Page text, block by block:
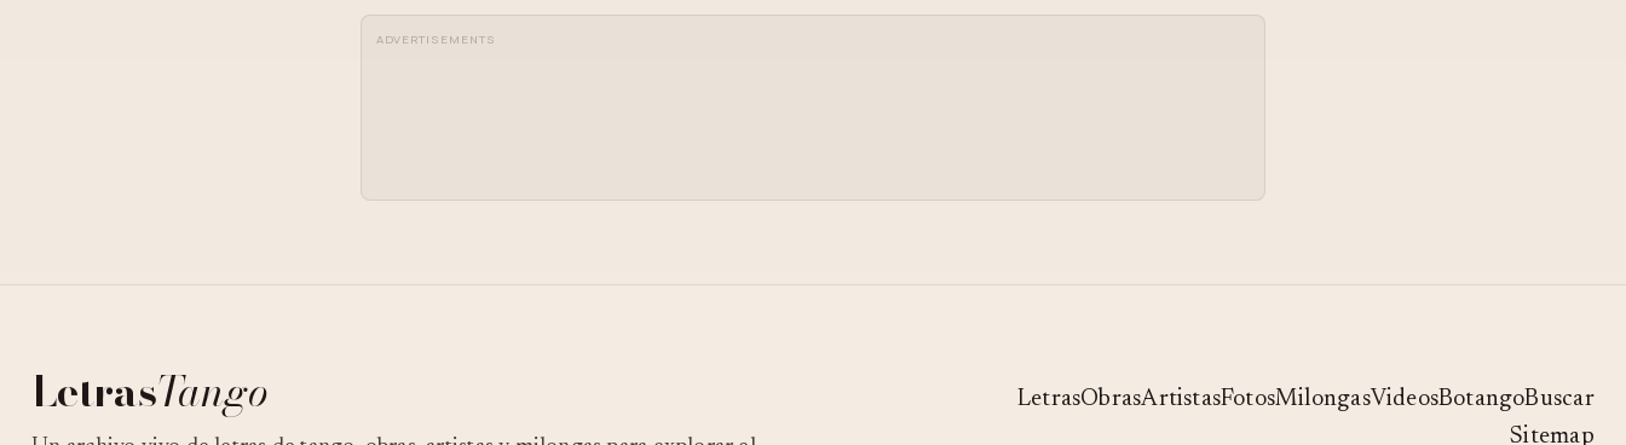
05
ADVERTISEMENTS
LetrasTango LetrasObrasArtistasFotosMilongasVideosBotangoBuscar
Sitemap